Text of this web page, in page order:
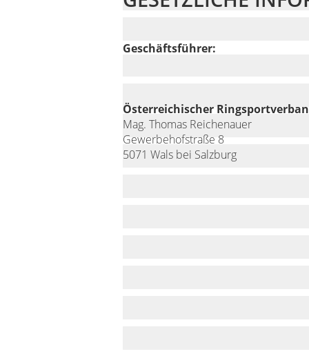
Geschäftsführer:
Österreichischer
Mag. Thomas Reichenauer
Gewerbehofstraße 8
5071 Wals bei Salzburg